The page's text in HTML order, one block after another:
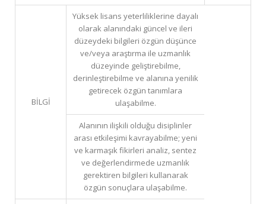
BİLGİ
Yüksek lisans yeterliliklerine dayalı
olarak alanındaki güncel ve ileri
düzeydeki bilgileri özgün düşünce
ve/veya araştırma ile uzmanlık
düzeyinde geliştirebilme,
derinleştirebilme ve alanına yenilik
getirecek özgün tanımlara
ulaşabilme.
Alanının ilişkili olduğu disiplinler
arası etkileşimi kavrayabilme; yeni
ve karmaşık fikirleri analiz, sentez
ve değerlendirmede uzmanlık
gerektiren bilgileri kullanarak
özgün sonuçlara ulaşabilme.